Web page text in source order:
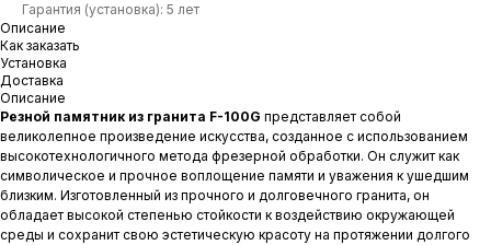
Гарантия (установка): 5 лет
Описание
Как заказать
Установка
Доставка
Описание
Резной памятник из гранита F-100G представляет собой
великолепное произведение искусства, созданное с использованием
высокотехнологичного метода фрезерной обработки. Он служит как
символическое и прочное воплощение памяти и уважения к ушедшим
близким. Изготовленный из прочного и долговечного гранита, он
обладает высокой степенью стойкости к воздействию окружающей
среды и сохранит свою эстетическую красоту на протяжении долгого